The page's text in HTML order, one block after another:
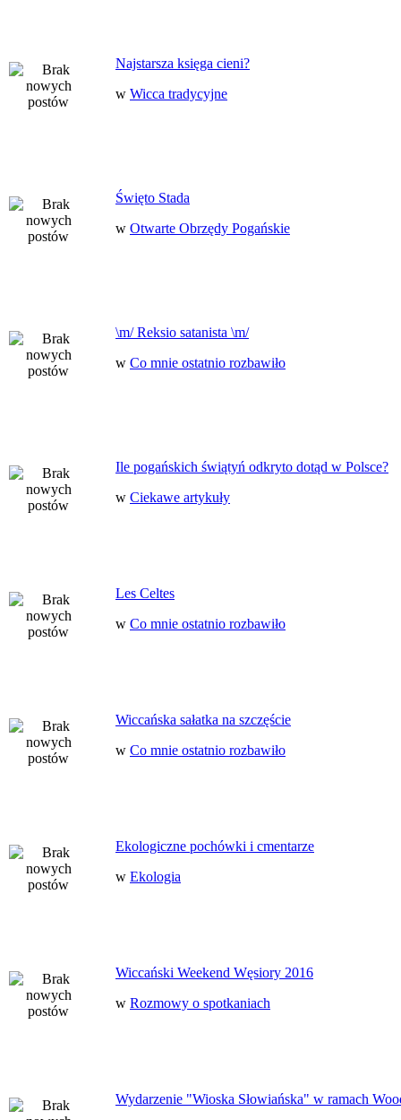
Najstarsza księga cieni?
w Wicca tradycyjne
Święto Stada
w Otwarte Obrzędy Pogańskie
\m/ Reksio satanista \m/
w Co mnie ostatnio rozbawiło
Ile pogańskich świątyń odkryto dotąd w Polsce?
w Ciekawe artykuły
Les Celtes
w Co mnie ostatnio rozbawiło
Wiccańska sałatka na szczęście
w Co mnie ostatnio rozbawiło
Ekologiczne pochówki i cmentarze
w Ekologia
Wiccański Weekend Węsiory 2016
w Rozmowy o spotkaniach
Wydarzenie "Wioska Słowiańska" w ramach